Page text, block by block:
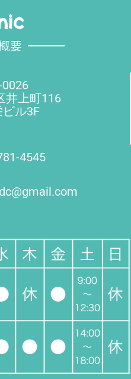
要
井上町116
ル3F
4545